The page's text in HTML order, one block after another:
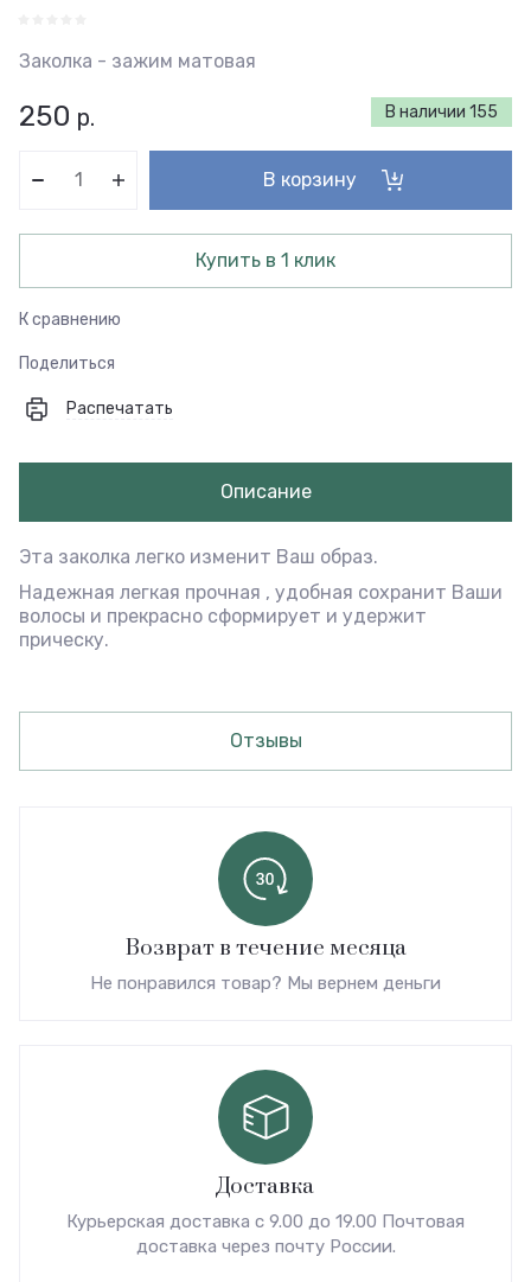
Заколка - зажим матовая
В наличии 155
250 р.
В корзину
Купить в 1 клик
К сравнению
Поделиться
Распечатать
Описание
Эта заколка легко изменит Ваш образ.
Надежная легкая прочная , удобная сохранит Ваши
волосы и прекрасно сформирует и удержит
прическу.
Отзывы
Возврат в течение месяца
Не понравился товар? Мы вернем деньги
Доставка
Курьерская доставка с 9.00 до 19.00 Почтовая
доставка через почту России.